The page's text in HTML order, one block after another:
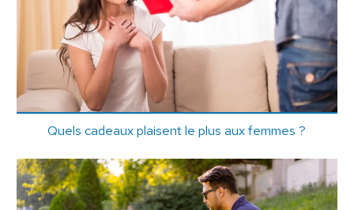
Quels cadeaux plaisent le plus aux femmes ?